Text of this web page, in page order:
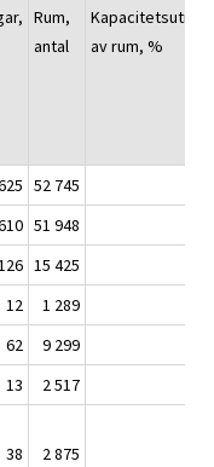
Rum,
antal
av rum, %
52 745
51 948
15 425
12
1 289
62
9 299
13
2 517
38
2 875